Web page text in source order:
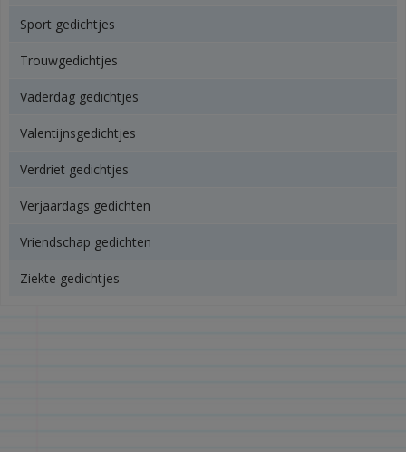
Sport gedichtjes
Trouwgedichtjes
Vaderdag gedichtjes
Valentijnsgedichtjes
Verdriet gedichtjes
Verjaardags gedichten
Vriendschap gedichten
Ziekte gedichtjes